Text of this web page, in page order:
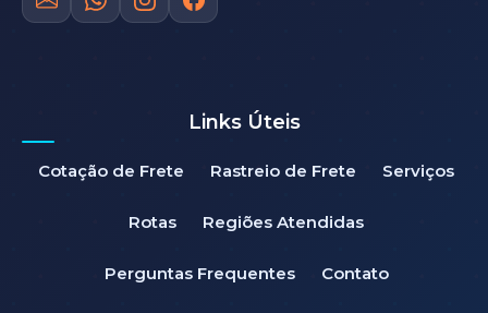
Links Úteis
Cotação de Frete Rastreio de Frete Serviços
Rotas Regiões Atendidas
Perguntas Frequentes Contato